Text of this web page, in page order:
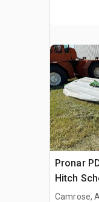
Pronar
Hitch
Camrose,